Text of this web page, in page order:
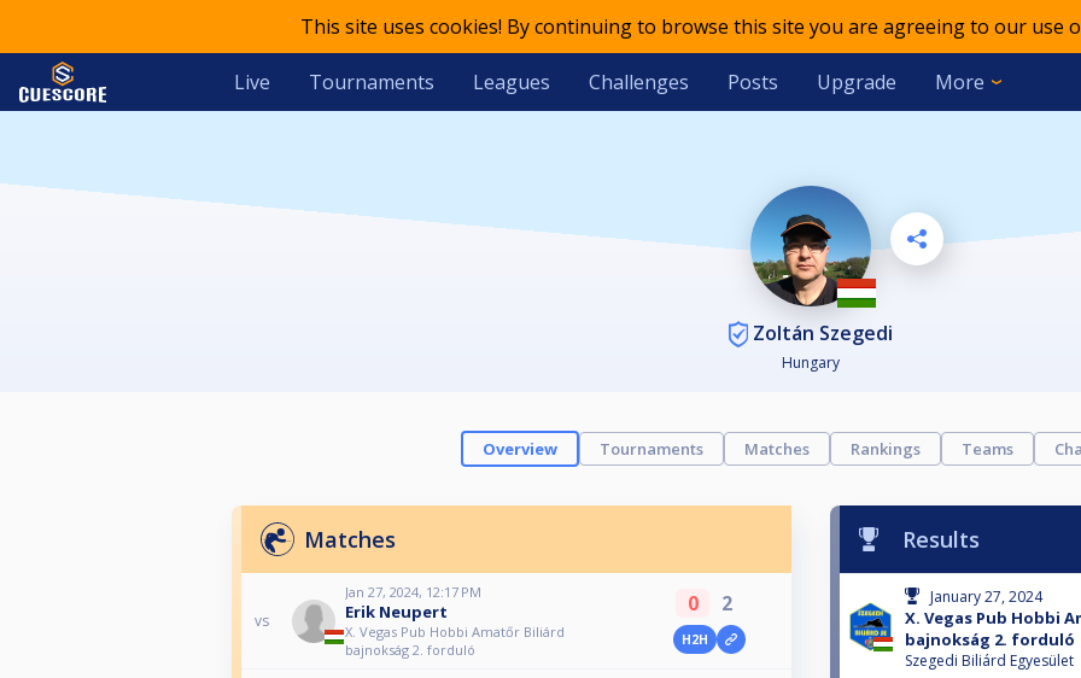
This site uses cookies! By continuing to browse this site you are agreeing to our use
Live Tournaments Leagues Challenges Posts Upgrade More
Zoltán Szegedi
Hungary
Overview Tournaments Matches Rankings Teams
Matches
vs
Jan 27, 2024, 12:17 PM
Erik Neupert
X. Vegas Pub Hobbi Amatőr Biliárd
bajnokság 2. forduló
0 2
H2H
Results
January 27, 2024
X. Vegas Pub Hobbi
bajnokság 2. forduló
Szegedi Biliárd Egyesület